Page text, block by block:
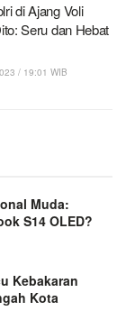
di Ajang Voli
Seru dan Hebat
/ 19:01 WIB
Muda:
S14 OLED?
Kebakaran
Kota